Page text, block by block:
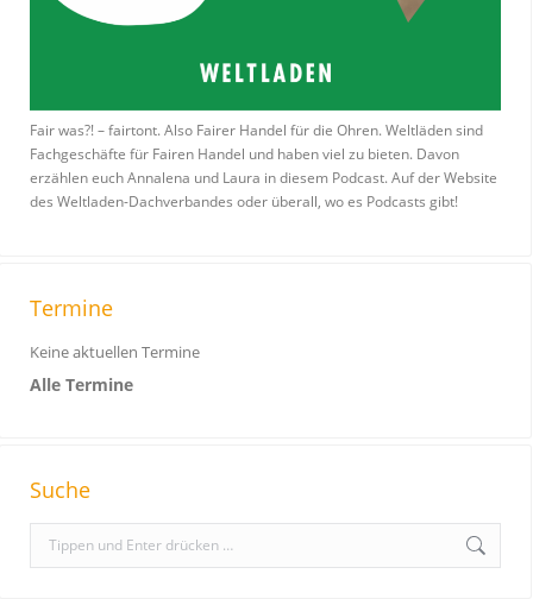
Fair was?! – fairtont. Also Fairer Handel für die Ohren. Weltläden sind
Fachgeschäfte für Fairen Handel und haben viel zu bieten. Davon
erzählen euch Annalena und Laura in diesem Podcast. Auf der Website
des Weltladen-Dachverbandes oder überall, wo es Podcasts gibt!
Termine
Keine aktuellen Termine
Alle Termine
Suche
e